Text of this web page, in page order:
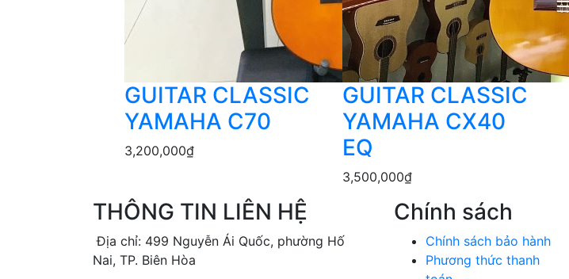
GUITAR CLASSIC
YAMAHA C70
3,200,000₫
GUITAR CLASSIC
YAMAHA CX40
EQ
3,500,000₫
THÔNG TIN LIÊN HỆ
Địa chỉ: 499 Nguyễn Ái Quốc, phường Hố
Nai, TP. Biên Hòa
Chính sách
Chính sách bảo hành
Phương thức thanh